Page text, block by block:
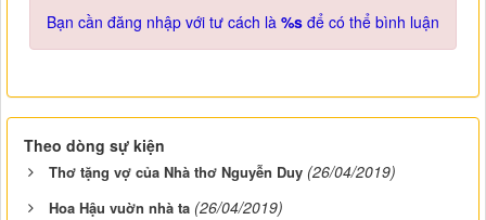
Bạn cần đăng nhập với tư cách là %s để có thể bình luận
Theo dòng sự kiện
Thơ tặng vợ của Nhà thơ Nguyễn Duy (26/04/2019)
Hoa Hậu vuờn nhà ta (26/04/2019)